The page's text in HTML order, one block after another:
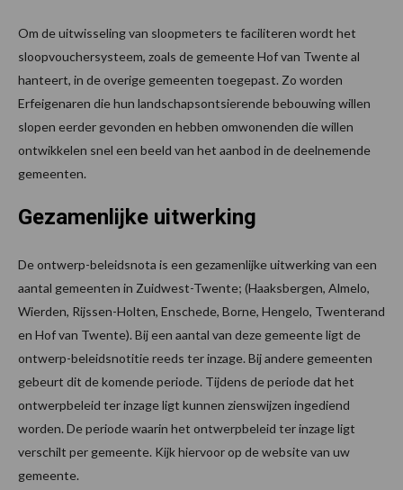
Om de uitwisseling van sloopmeters te faciliteren wordt het
sloopvouchersysteem, zoals de gemeente Hof van Twente al
hanteert, in de overige gemeenten toegepast. Zo worden
Erfeigenaren die hun landschapsontsierende bebouwing willen
slopen eerder gevonden en hebben omwonenden die willen
ontwikkelen snel een beeld van het aanbod in de deelnemende
gemeenten.
Gezamenlijke uitwerking
De ontwerp-beleidsnota is een gezamenlijke uitwerking van een
aantal gemeenten in Zuidwest-Twente; (Haaksbergen, Almelo,
Wierden, Rijssen-Holten, Enschede, Borne, Hengelo, Twenterand
en Hof van Twente). Bij een aantal van deze gemeente ligt de
ontwerp-beleidsnotitie reeds ter inzage. Bij andere gemeenten
gebeurt dit de komende periode. Tijdens de periode dat het
ontwerpbeleid ter inzage ligt kunnen zienswijzen ingediend
worden. De periode waarin het ontwerpbeleid ter inzage ligt
verschilt per gemeente. Kijk hiervoor op de website van uw
gemeente.